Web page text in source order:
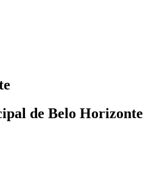
de Belo Horizonte